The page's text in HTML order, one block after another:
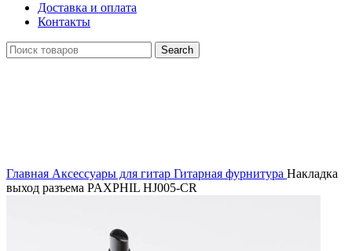
Доставка и оплата
Контакты
Search
Главная Аксессуары для гитар Гитарная фурнитура Накладка
выход разъема PAXPHIL HJ005-CR